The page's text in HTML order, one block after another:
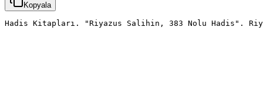
Kopyala
Hadis Kitapları. "Riyazus Salihin, 383 Nolu Hadis".